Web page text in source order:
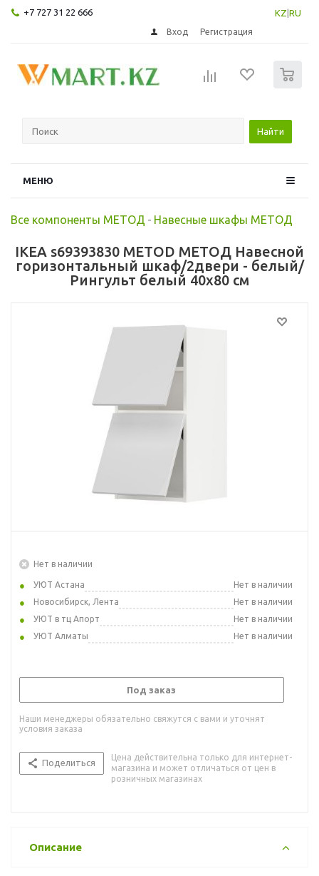
+7 727 31 22 666 KZ RU
Вход Регистрация
Найти
МЕНЮ
Все компоненты МЕТОД - Навесные шкафы МЕТОД
IKEA s69393830 METOD МЕТОД Навесной
горизонтальный шкаф/2двери - белый/
Рингульт белый 40x80 см
Нет в наличии
УЮТ Астана
Нет в наличии
Новосибирск, Лента
Нет в наличии
УЮТ в тц Апорт
Нет в наличии
УЮТ Алматы
Нет в наличии
Под заказ
Наши менеджеры обязательно свяжутся с вами и уточнят
условия заказа
Поделиться
Цена действительна только для интернет-
магазина и может отличаться от цен в
розничных магазинах
Описание